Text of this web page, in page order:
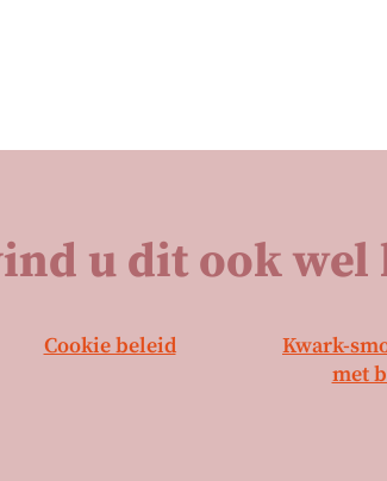
u dit ook wel
Cookie beleid
Kwark-
met